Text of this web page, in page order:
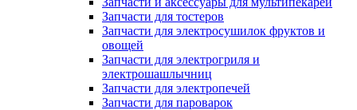
Запчасти для тостеров
Запчасти для электросушилок фруктов и
овощей
Запчасти для электрогриля и
электрошашлычниц
Запчасти для электропечей
Запчасти для пароварок